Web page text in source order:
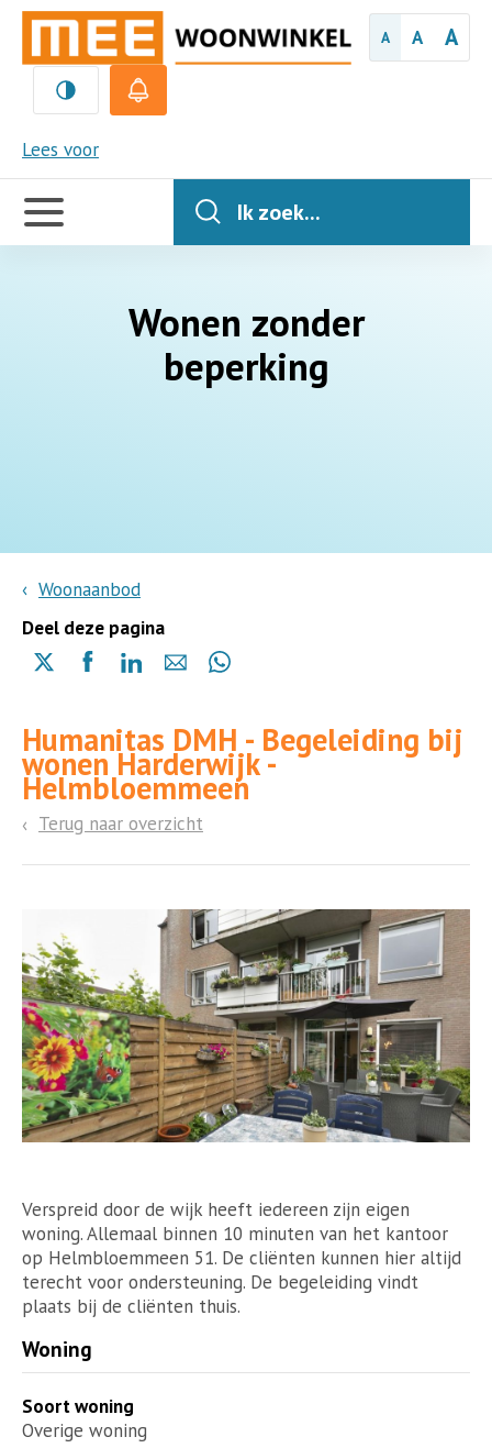
A A A
Lees voor
MEE
Handige
links
Ik zoek...
Wonen zonder
beperking
Woonaanbod
Deel deze pagina
Delen
(opent
in
een
nieuwe
pagina)
Delen
(opent
in
een
nieuwe
pagina)
Delen
(opent
in
een
nieuwe
pagina)
Delen
mail
Delen
(opent
in
een
Humanitas DMH - Begeleiding bij
wonen Harderwijk -
Helmbloemmeen
Terug naar overzicht
Verspreid door de wijk heeft iedereen zijn eigen
woning. Allemaal binnen 10 minuten van het kantoor
op Helmbloemmeen 51. De cliënten kunnen hier altijd
terecht voor ondersteuning. De begeleiding vindt
plaats bij de cliënten thuis.
Woning
Soort woning
Overige woning